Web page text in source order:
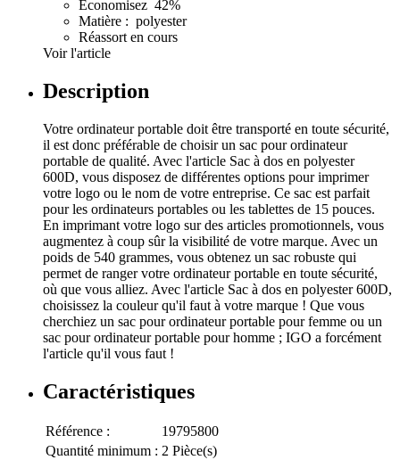
Économisez 42%
Matière : polyester
Réassort en cours
Voir l'article
Description
Votre ordinateur portable doit être transporté en toute sécurité,
il est donc préférable de choisir un sac pour ordinateur
portable de qualité. Avec l'article Sac à dos en polyester
600D, vous disposez de différentes options pour imprimer
votre logo ou le nom de votre entreprise. Ce sac est parfait
pour les ordinateurs portables ou les tablettes de 15 pouces.
En imprimant votre logo sur des articles promotionnels, vous
augmentez à coup sûr la visibilité de votre marque. Avec un
poids de 540 grammes, vous obtenez un sac robuste qui
permet de ranger votre ordinateur portable en toute sécurité,
où que vous alliez. Avec l'article Sac à dos en polyester 600D,
choisissez la couleur qu'il faut à votre marque ! Que vous
cherchiez un sac pour ordinateur portable pour femme ou un
sac pour ordinateur portable pour homme ; IGO a forcément
l'article qu'il vous faut !
Caractéristiques
Référence :
19795800
Quantité minimum : 2 Pièce(s)